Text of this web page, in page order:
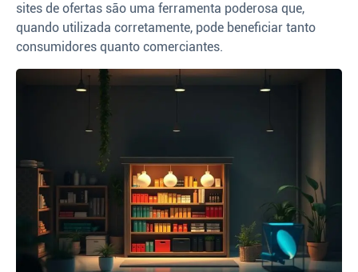
sites de ofertas são uma ferramenta poderosa que,
quando utilizada corretamente, pode beneficiar tanto
consumidores quanto comerciantes.